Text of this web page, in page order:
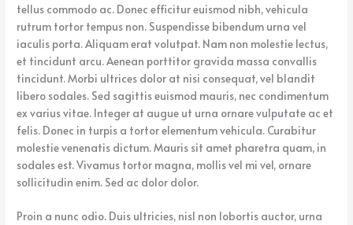
tellus commodo ac. Donec efficitur euismod nibh, vehicula
rutrum tortor tempus non. Suspendisse bibendum urna vel
iaculis porta. Aliquam erat volutpat. Nam non molestie lectus,
et tincidunt arcu. Aenean porttitor gravida massa convallis
tincidunt. Morbi ultrices dolor at nisi consequat, vel blandit
libero sodales. Sed sagittis euismod mauris, nec condimentum
ex varius vitae. Integer at augue ut urna ornare vulputate ac et
felis. Donec in turpis a tortor elementum vehicula. Curabitur
molestie venenatis dictum. Mauris sit amet pharetra quam, in
sodales est. Vivamus tortor magna, mollis vel mi vel, ornare
sollicitudin enim. Sed ac dolor dolor.
Proin a nunc odio. Duis ultricies, nisl non lobortis auctor, urna